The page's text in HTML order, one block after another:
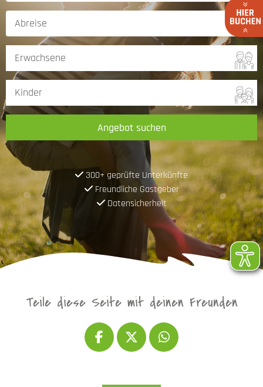
Angebot suchen
300+ geprüfte Unterkünfte
Freundliche Gastgeber
Datensicherheit
Teile diese Seite mit deinen Freunden